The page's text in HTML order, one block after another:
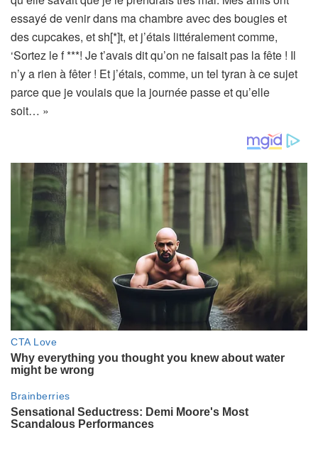
essayé de venir dans ma chambre avec des bougies et
des cupcakes, et sh[*]t, et j’étais littéralement comme,
‘Sortez le f ***! Je t’avais dit qu’on ne faisait pas la fête ! Il
n’y a rien à fêter ! Et j’étais, comme, un tel tyran à ce sujet
parce que je voulais que la journée passe et qu’elle
soit… »